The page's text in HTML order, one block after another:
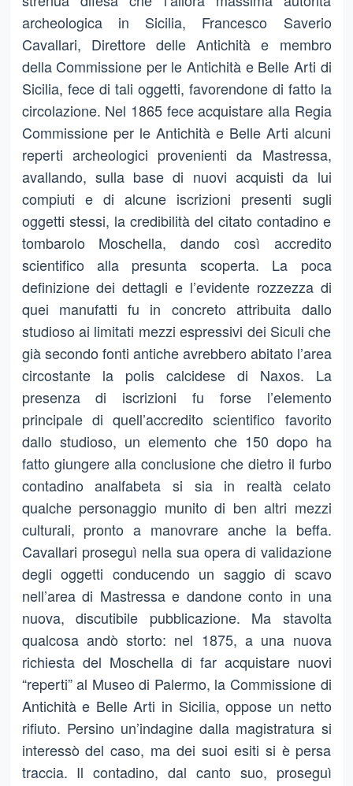
archeologica in Sicilia, Francesco Saverio
Cavallari, Direttore delle Antichità e membro
della Commissione per le Antichità e Belle Arti di
Sicilia, fece di tali oggetti, favorendone di fatto la
circolazione. Nel 1865 fece acquistare alla Regia
Commissione per le Antichità e Belle Arti alcuni
reperti archeologici provenienti da Mastressa,
avallando, sulla base di nuovi acquisti da lui
compiuti e di alcune iscrizioni presenti sugli
oggetti stessi, la credibilità del citato contadino e
tombarolo Moschella, dando così accredito
scientifico alla presunta scoperta. La poca
definizione dei dettagli e l’evidente rozzezza di
quei manufatti fu in concreto attribuita dallo
studioso ai limitati mezzi espressivi dei Siculi che
già secondo fonti antiche avrebbero abitato l’area
circostante la polis calcidese di Naxos. La
presenza di iscrizioni fu forse l’elemento
principale di quell’accredito scientifico favorito
dallo studioso, un elemento che 150 dopo ha
fatto giungere alla conclusione che dietro il furbo
contadino analfabeta si sia in realtà celato
qualche personaggio munito di ben altri mezzi
culturali, pronto a manovrare anche la beffa.
Cavallari proseguì nella sua opera di validazione
degli oggetti conducendo un saggio di scavo
nell’area di Mastressa e dandone conto in una
nuova, discutibile pubblicazione. Ma stavolta
qualcosa andò storto: nel 1875, a una nuova
richiesta del Moschella di far acquistare nuovi
“reperti” al Museo di Palermo, la Commissione di
Antichità e Belle Arti in Sicilia, oppose un netto
rifiuto. Persino un’indagine dalla magistratura si
interessò del caso, ma dei suoi esiti si è persa
traccia. Il contadino, dal canto suo, proseguì